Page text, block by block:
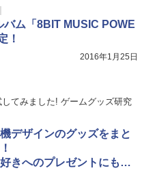
バム「8BIT MUSIC POWE
！
2016年1月25日
てみました! ゲームグッズ研究
デザインのグッズをまと
きへのプレゼントにも最